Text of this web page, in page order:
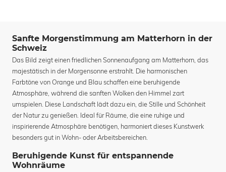
Sanfte Morgenstimmung am Matterhorn in der
Schweiz
Das Bild zeigt einen friedlichen Sonnenaufgang am Matterhorn, das
majestätisch in der Morgensonne erstrahlt. Die harmonischen
Farbtöne von Orange und Blau schaffen eine beruhigende
Atmosphäre, während die sanften Wolken den Himmel zart
umspielen. Diese Landschaft lädt dazu ein, die Stille und Schönheit
der Natur zu genießen. Ideal für Räume, die eine ruhige und
inspirierende Atmosphäre benötigen, harmoniert dieses Kunstwerk
besonders gut in Wohn- oder Arbeitsbereichen.
Beruhigende Kunst für entspannende
Wohnräume